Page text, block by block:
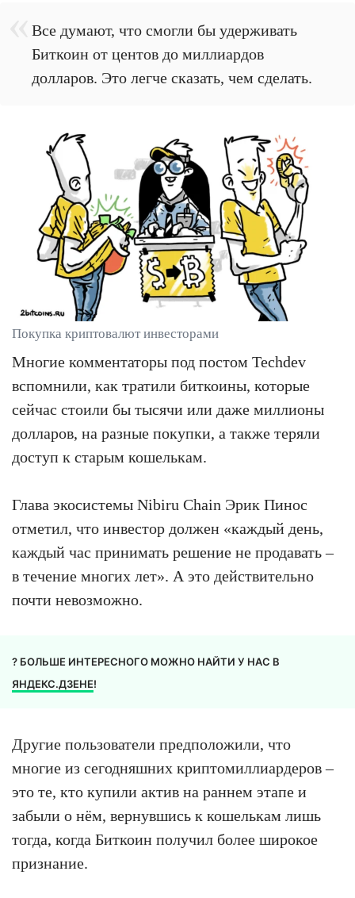
Все думают, что смогли бы удерживать
Биткоин от центов до миллиардов
долларов. Это легче сказать, чем сделать.
Покупка криптовалют инвесторами
Многие комментаторы под постом Techdev
вспомнили, как тратили биткоины, которые
сейчас стоили бы тысячи или даже миллионы
долларов, на разные покупки, а также теряли
доступ к старым кошелькам.
Глава экосистемы Nibiru Chain Эрик Пинос
отметил, что инвестор должен «каждый день,
каждый час принимать решение не продавать –
в течение многих лет». А это действительно
почти невозможно.
? БОЛЬШЕ ИНТЕРЕСНОГО МОЖНО НАЙТИ У НАС В
ЯНДЕКС.ДЗЕНЕ!
Другие пользователи предположили, что
многие из сегодняшних криптомиллиардеров –
это те, кто купили актив на раннем этапе и
забыли о нём, вернувшись к кошелькам лишь
тогда, когда Биткоин получил более широкое
признание.